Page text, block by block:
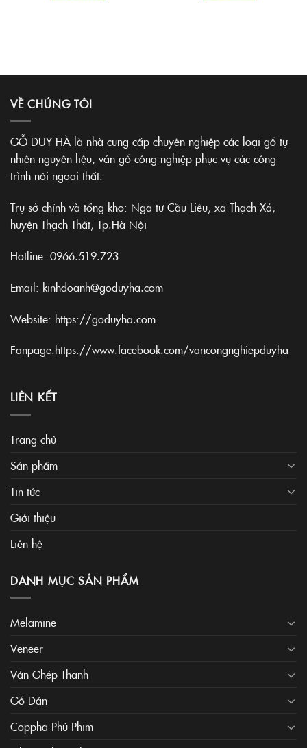
VỀ CHÚNG TÔI
GỖ DUY HÀ là nhà cung cấp chuyên nghiệp các loại gỗ tự
nhiên nguyên liệu, ván gỗ công nghiệp phục vụ các công
trình nội ngoại thất.
Trụ sở chính và tổng kho: Ngã tư Cầu Liêu, xã Thạch Xá,
huyện Thạch Thất, Tp.Hà Nội
Hotline: 0966.519.723
Email: kinhdoanh@goduyha.com
Website: https://goduyha.com
Fanpage:https://www.facebook.com/vancongnghiepduyha
LIÊN KẾT
Trang chủ
Sản phẩm
Tin tức
Giới thiệu
Liên hệ
DANH MỤC SẢN PHẨM
Melamine
Veneer
Ván Ghép Thanh
Gỗ Dán
Coppha Phủ Phim